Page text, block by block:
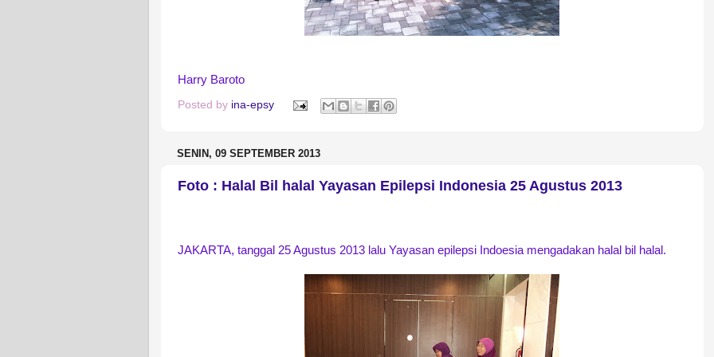
Harry Baroto
Posted by ina-epsy
SENIN, 09 SEPTEMBER 2013
Foto : Halal Bil halal Yayasan Epilepsi Indonesia 25 Agustus 2013
JAKARTA, tanggal 25 Agustus 2013 lalu Yayasan epilepsi Indoesia mengadakan halal bil halal.